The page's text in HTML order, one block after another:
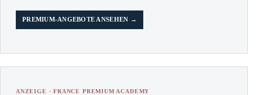
PREMIUM-ANGEBOTE ANSEHEN →
ANZEIGE · FRANCE PREMIUM ACADEMY